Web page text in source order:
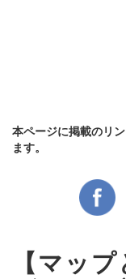
本ページに掲載のリ
ます。
【マッ